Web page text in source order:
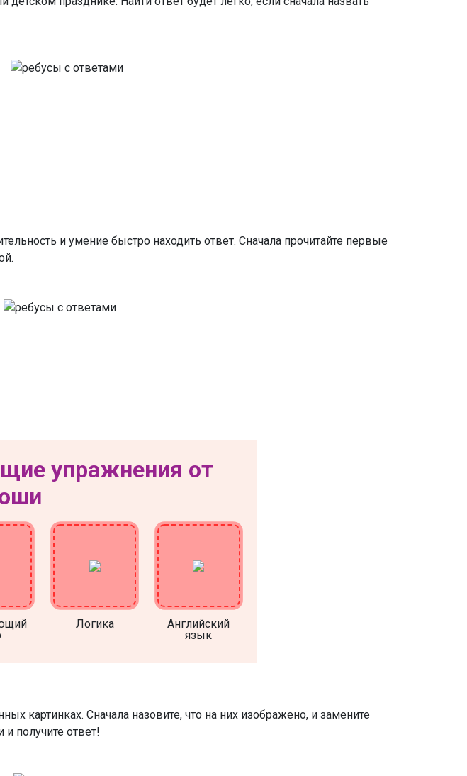
и умение быстро находить ответ. Сначала прочитайте первые
упражнения от
Логика
Английский
язык
картинках. Сначала назовите, что на них изображено, и замените
получите ответ!